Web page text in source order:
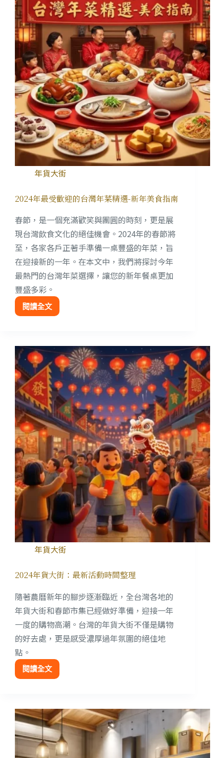
年貨大街
2024年最受歡迎的台灣年菜精選-新年美食指南
春節，是一個充滿歡笑與團圓的時刻，更是展
現台灣飲食文化的絕佳機會。2024年的春節將
至，各家各戶正著手準備一桌豐盛的年菜，旨
在迎接新的一年。在本文中，我們將探討今年
最熱門的台灣年菜選擇，讓您的新年餐桌更加
豐盛多彩。
閱讀全文
年貨大街
2024年貨大街：最新活動時間整理
隨著農曆新年的腳步逐漸臨近，全台灣各地的
年貨大街和春節市集已經做好準備，迎接一年
一度的購物高潮。台灣的年貨大街不僅是購物
的好去處，更是感受濃厚過年氛圍的絕佳地
點。
閱讀全文